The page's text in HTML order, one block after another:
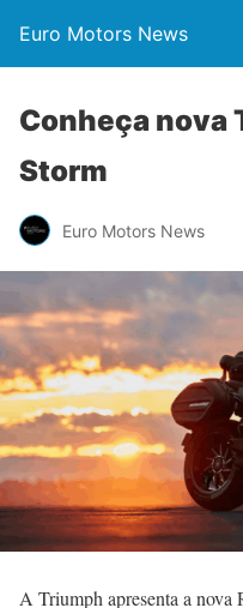
Euro Motors News
Conheça nova
Storm
Euro Motors News
A Triumph apresenta a nova